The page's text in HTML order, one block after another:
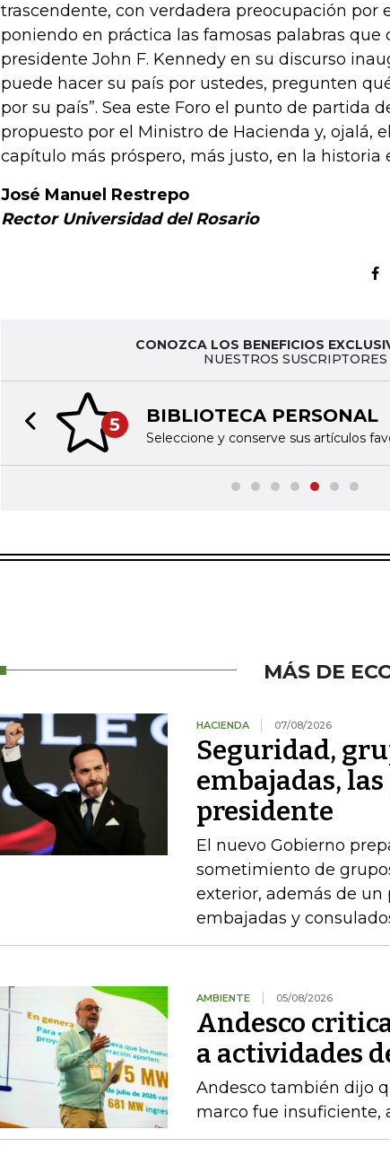
trascendente, con verdadera preocupación por
poniendo en práctica las famosas palabras que
presidente John F. Kennedy en su discurso
puede hacer su país por ustedes, pregunten
por su país”. Sea este Foro el punto de partida
propuesto por el Ministro de Hacienda y, ojalá,
capítulo más próspero, más justo, en la historia
José Manuel Restrepo
Rector Universidad del Rosario
CONOZCA LOS BENEFICIOS
NUESTROS SUSCRIPTORES
5 BIBLIOTECA PERSONAL
Seleccione y conserve sus artículos
Previous slide
MÁS DE
HACIENDA 07/08/2026
Seguridad,
embajadas,
presidente
El nuevo Gobierno
sometimiento de
exterior, además de
embajadas y
AMBIENTE 05/08/2026
Andesco
a actividades
Andesco también dijo
marco fue insuficiente,